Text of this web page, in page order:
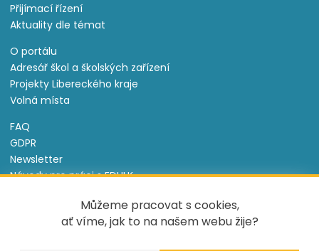
Můžeme pracovat s cookies,
ať víme, jak to na našem webu žije?
Přijímací řízení
Aktuality dle témat
O portálu
Adresář škol a školských zařízení
Projekty Libereckého kraje
Volná místa
FAQ
GDPR
Newsletter
Návody pro práci s EDULK
Nastavení cookies
Informace o souborech cookie